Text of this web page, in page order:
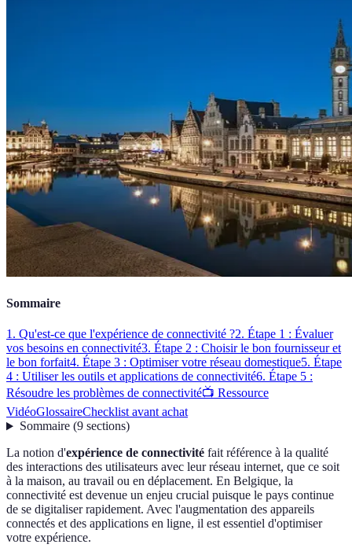
Sommaire
1. Qu'est-ce que l'expérience de connectivité ?2. Étape 1 : Évaluer
vos besoins en connectivité3. Étape 2 : Choisir le bon fournisseur et
le bon forfait4. Étape 3 : Optimiser votre réseau domestique5. Étape
4 : Utiliser les outils et applications de connectivité6. Étape 5 :
Résoudre les problèmes de connectivité📺 Ressource
VidéoGlossaireChecklist avant achat
Sommaire(9 sections)
La notion d'expérience de connectivité fait référence à la qualité
des interactions des utilisateurs avec leur réseau internet, que ce soit
à la maison, au travail ou en déplacement. En Belgique, la
connectivité est devenue un enjeu crucial puisque le pays continue
de se digitaliser rapidement. Avec l'augmentation des appareils
connectés et des applications en ligne, il est essentiel d'optimiser
votre expérience.